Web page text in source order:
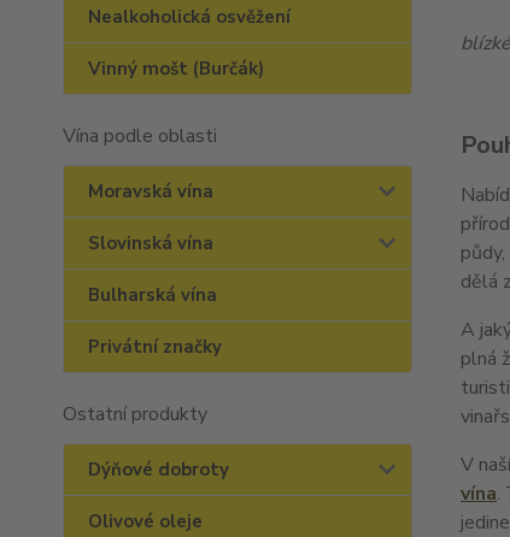
Nealkoholická osvěžení
Vinný mošt (Burčák)
Vína podle oblasti
Moravská vína
Slovinská vína
Bulharská vína
Privátní značky
Ostatní produkty
Dýňové dobroty
Olivové oleje
dělá
A
plná
V
vína.